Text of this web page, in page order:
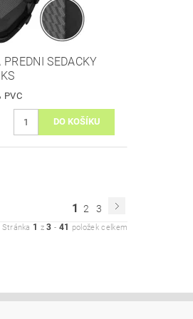
SEDACKY
PVC
1 2 3
Stránka 1 z3 - 41 položek celkem